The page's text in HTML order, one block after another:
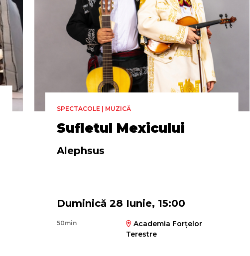
SPECTACOLE | MUZICĂ
Sufletul Mexicului
Alephsus
Duminică 28 Iunie, 15:00
50min
Academia Forțelor
Terestre